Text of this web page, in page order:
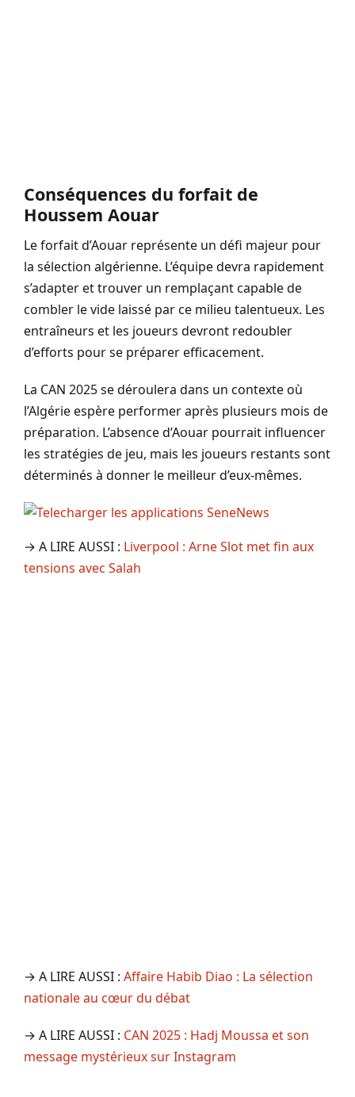
Conséquences du forfait de
Houssem Aouar
Le forfait d’Aouar représente un défi majeur pour
la sélection algérienne. L’équipe devra rapidement
s’adapter et trouver un remplaçant capable de
combler le vide laissé par ce milieu talentueux. Les
entraîneurs et les joueurs devront redoubler
d’efforts pour se préparer efficacement.
La CAN 2025 se déroulera dans un contexte où
l’Algérie espère performer après plusieurs mois de
préparation. L’absence d’Aouar pourrait influencer
les stratégies de jeu, mais les joueurs restants sont
déterminés à donner le meilleur d’eux-mêmes.
→ A LIRE AUSSI : Liverpool : Arne Slot met fin aux
tensions avec Salah
→ A LIRE AUSSI : Affaire Habib Diao : La sélection
nationale au cœur du débat
→ A LIRE AUSSI : CAN 2025 : Hadj Moussa et son
message mystérieux sur Instagram